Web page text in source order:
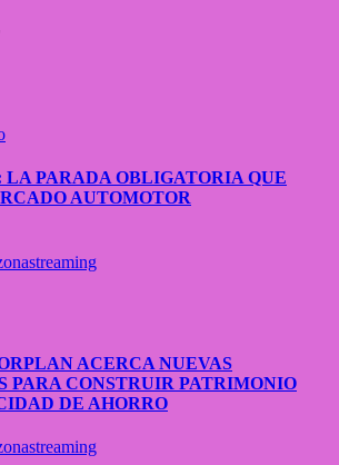
LA PARADA OBLIGATORIA QUE
AUTOMOTOR
ACERCA NUEVAS
PARA CONSTRUIR PATRIMONIO
DE AHORRO